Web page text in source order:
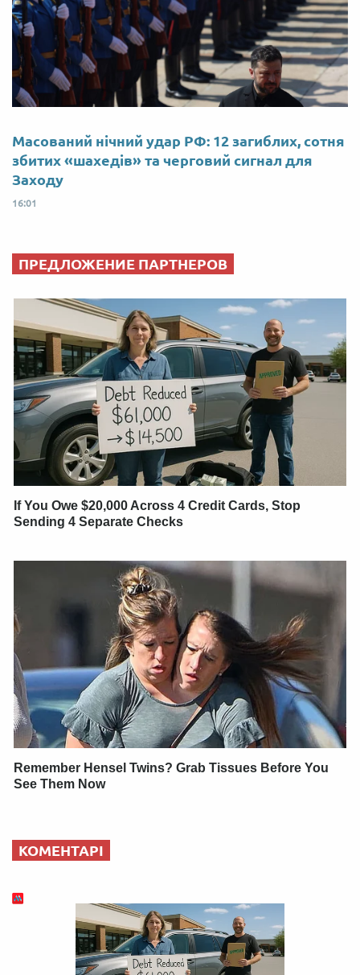
Масований нічний удар РФ: 12 загиблих, сотня
збитих «шахедів» та черговий сигнал для
Заходу
16:01
ПРЕДЛОЖЕНИЕ ПАРТНЕРОВ
If You Owe $20,000 Across 4 Credit Cards, Stop
Sending 4 Separate Checks
Remember Hensel Twins? Grab Tissues Before You
See Them Now
КОМЕНТАРІ